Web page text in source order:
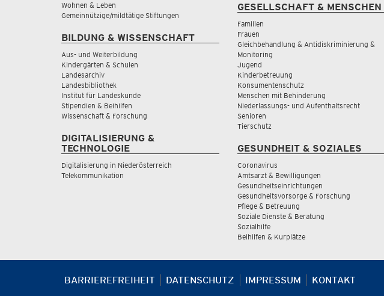
Wohnen & Leben
Gemeinnützige/mildtätige Stiftungen
BILDUNG & WISSENSCHAFT
Aus- und Weiterbildung
Kindergärten & Schulen
Landesarchiv
Landesbibliothek
Institut für Landeskunde
Stipendien & Beihilfen
Wissenschaft & Forschung
DIGITALISIERUNG &
TECHNOLOGIE
Digitalisierung in Niederösterreich
Telekommunikation
GESELLSCHAFT & MENSCHEN
Familien
Frauen
Gleichbehandlung & Antidiskriminierung &
Monitoring
Jugend
Kinderbetreuung
Konsumentenschutz
Menschen mit Behinderung
Niederlassungs- und Aufenthaltsrecht
Senioren
Tierschutz
GESUNDHEIT & SOZIALES
Coronavirus
Amtsarzt & Bewilligungen
Gesundheitseinrichtungen
Gesundheitsvorsorge & Forschung
Pflege & Betreuung
Soziale Dienste & Beratung
Sozialhilfe
Beihilfen & Kurplätze
BARRIEREFREIHEIT DATENSCHUTZ IMPRESSUM KONTAKT